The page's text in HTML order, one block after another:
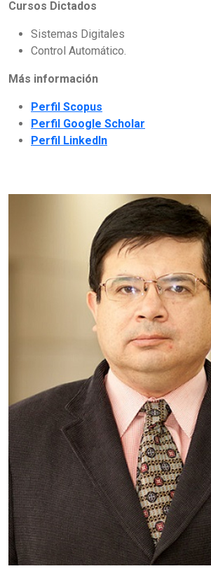
Cursos Dictados
Sistemas Digitales
Control Automático.
Más información
Perfil Scopus
Perfil Google Scholar
Perfil LinkedIn